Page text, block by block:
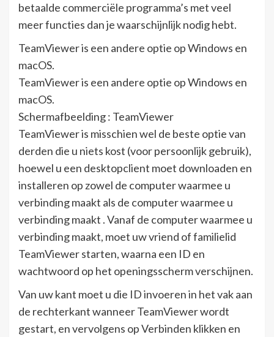
betaalde commerciële programma’s met veel
meer functies dan je waarschijnlijk nodig hebt.
TeamViewer is een andere optie op Windows en
macOS.
TeamViewer is een andere optie op Windows en
macOS.
Schermafbeelding : TeamViewer
TeamViewer is misschien wel de beste optie van
derden die u niets kost (voor persoonlijk gebruik),
hoewel u een desktopclient moet downloaden en
installeren op zowel de computer waarmee u
verbinding maakt als de computer waarmee u
verbinding maakt . Vanaf de computer waarmee u
verbinding maakt, moet uw vriend of familielid
TeamViewer starten, waarna een ID en
wachtwoord op het openingsscherm verschijnen.
Van uw kant moet u die ID invoeren in het vak aan
de rechterkant wanneer TeamViewer wordt
gestart, en vervolgens op Verbinden klikken en